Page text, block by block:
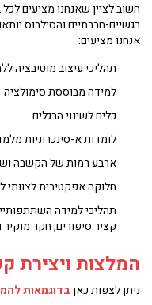
חשוב לציין שאנחנו מציעים
רגשיים-חברתיים והסילבוס
אנחנו מציעים:
תהליכי עיצוב מוטיבציה
למידה מבוססת סימולציה
כלים לשינוי הרגלים
לומדות א-סינכרוניות
ארבע רמות של הקשבה
חלוקה אפקטיבית לצוותי
תהליכי למידה
קציר סיפורים, חקר מוקיר
המלצות ויצירת
ניתן לצפות כאןבדוגמאות